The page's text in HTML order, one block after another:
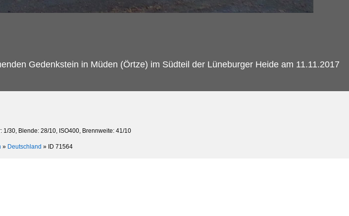
Gedenkstein in Müden (Örtze) im Südteil der Lüneburger Heide am 11.11.2017
30, Blende: 28/10, ISO400, Brennweite: 41/10
» Deutschland » ID 71564